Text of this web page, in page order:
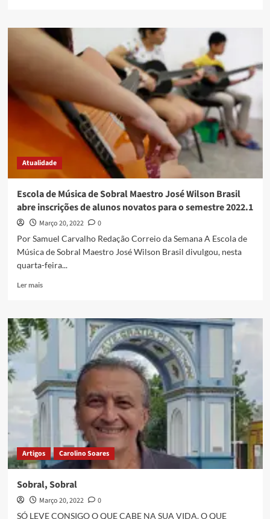
Atualidade
Escola de Música de Sobral Maestro José Wilson Brasil
abre inscrições de alunos novatos para o semestre 2022.1
Março 20, 2022
0
Por Samuel Carvalho Redação Correio da Semana A Escola de
Música de Sobral Maestro José Wilson Brasil divulgou, nesta
quarta-feira...
Ler mais
Artigos Carolino Soares
Sobral, Sobral
Março 20, 2022
0
SÓ LEVE CONSIGO O QUE CABE NA SUA VIDA. O QUE